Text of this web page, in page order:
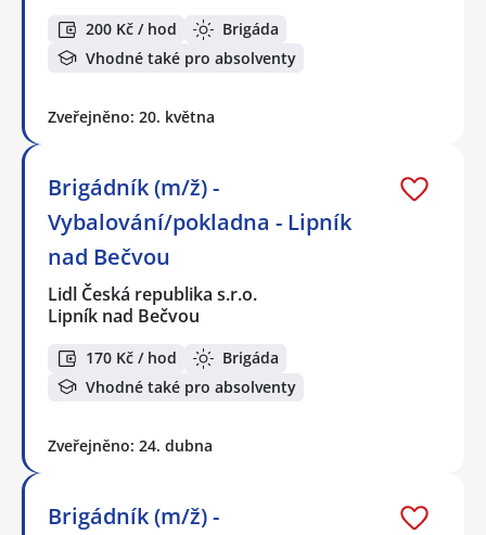
200 Kč / hod
Brigáda
Vhodné také pro absolventy
Zveřejněno: 20. května
Brigádník (m/ž) -
Vybalování/pokladna - Lipník
nad Bečvou
Lidl Česká republika s.r.o.
Lipník nad Bečvou
170 Kč / hod
Brigáda
Vhodné také pro absolventy
Zveřejněno: 24. dubna
Brigádník (m/ž) -